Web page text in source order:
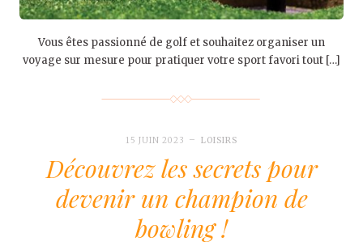
Vous êtes passionné de golf et souhaitez organiser un
voyage sur mesure pour pratiquer votre sport favori tout […]
15 JUIN 2023 LOISIRS
Découvrez les secrets pour
devenir un champion de
bowling !